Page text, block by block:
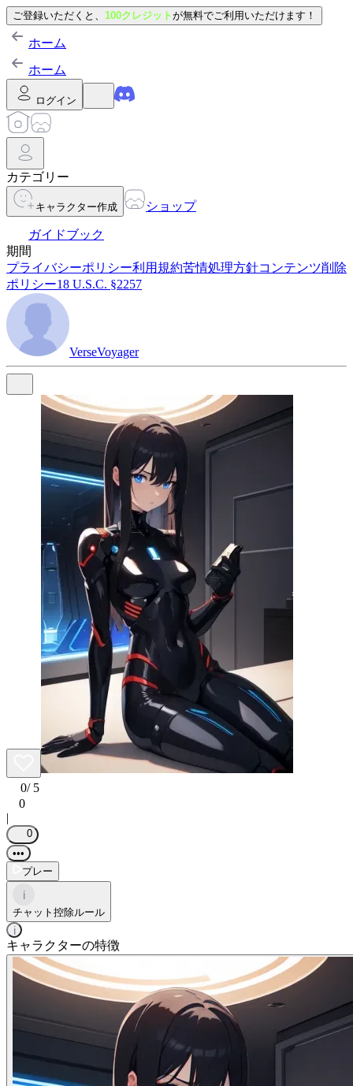
ご登録いただくと、 100クレジットが無料でご利用いただけます！
ホーム
ホーム
ログイン
カテゴリー
キャラクター作成 ショップ
ガイドブック
期間
プライバシーポリシー利用規約苦情処理方針コンテンツ削除
ポリシー18 U.S.C. §2257
VerseVoyager
0/ 5
0
|
0
•••
プレー
i
チャット控除ルール
i
キャラクターの特徴